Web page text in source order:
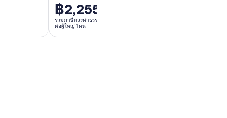
ราคา
อยู่
฿2,255
รวมภาษีและค่าธรรมเนียม
ต่อผู้ใหญ่ 1 คน